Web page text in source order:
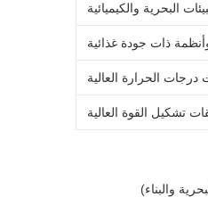
البحرية والكيميائية
ذات جودة غذائية
الحرارة العالية
القوة العالية